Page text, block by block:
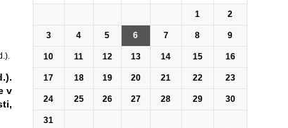
v
1 2
3 4 5 6 7 8 9
10 11 12 13 14 15 16
17 18 19 20 21 22 23
24 25 26 27 28 29 30
31